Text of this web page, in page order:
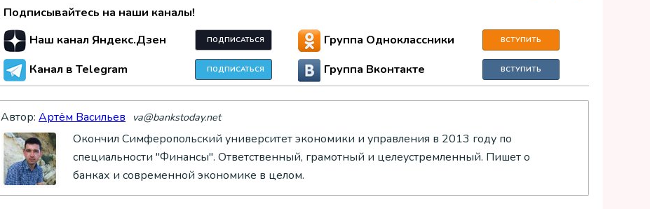
Подписывайтесь на наши каналы!
Наш канал Яндекс.Дзен
ПОДПИСАТЬСЯ
Канал в Telegram ПОДПИСАТЬСЯ
Группа Одноклассники ВСТУПИТЬ
Группа Вконтакте ВСТУПИТЬ
Автор: Артём Васильев va@bankstoday.net
Окончил Симферопольский университет экономики и управления в 2013 году по
специальности "Финансы". Ответственный, грамотный и целеустремленный. Пишет о
банках и современной экономике в целом.